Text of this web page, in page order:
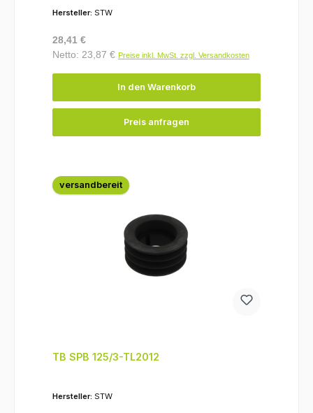
Hersteller: STW
Regulärer Preis:
28,41 €
Netto: 23,87 € Preise inkl. MwSt. zzgl. Versandkosten
In den Warenkorb
Preis anfragen
versandbereit
TB SPB 125/3-TL2012
Hersteller: STW